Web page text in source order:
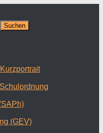
(GEV)